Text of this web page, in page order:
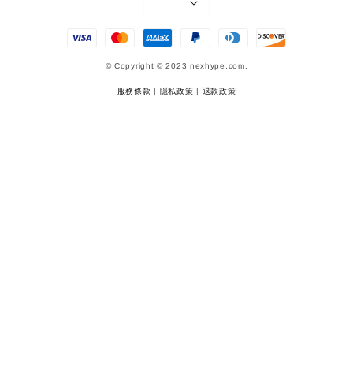
© Copyright © 2023 nexhype.com.
服務條款 | 隱私政策 | 退款政策